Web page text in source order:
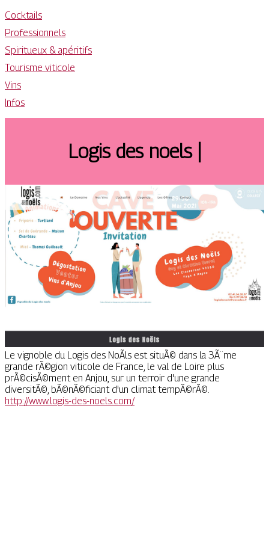
Cocktails
Professionnels
Spiritueux & apéritifs
Tourisme viticole
Vins
Infos
Logis des noels |
Le vignoble du Logis des NoÃls est situÃ© dans la 3Ã¨me
grande rÃ©gion viticole de France, le val de Loire plus
prÃ©cisÃ©ment en Anjou, sur un terroir d'une grande
diversitÃ©, bÃ©nÃ©ficiant d'un climat tempÃ©rÃ©.
http://www.logis-des-noels.com/